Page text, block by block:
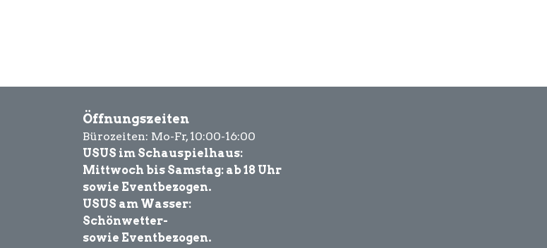
Öffnungszeiten
Bürozeiten: Mo-Fr, 10:00-16:00
USUS im Schauspielhaus:
Mittwoch bis Samstag: ab 18 Uhr
sowie Eventbezogen.
USUS am Wasser:
Schönwetter-
sowie Eventbezogen.